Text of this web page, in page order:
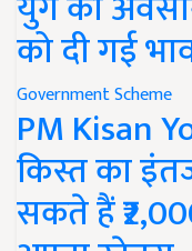
को दी गई
Government Scheme
PM Kisan
किस्त का
सकते हैं